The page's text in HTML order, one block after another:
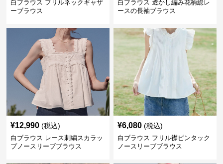
白ブラウス フリルネックギャザ
ーブラウス
白ブラウス 透かし編み花柄総レ
ースの長袖ブラウス
¥12,990 (税込)
白ブラウス レース刺繍スカラッ
プノースリーブブラウス
¥6,080 (税込)
白ブラウス フリル襟ピンタック
ノースリーブブラウス